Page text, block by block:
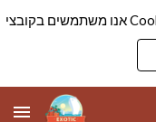
Skip to main content